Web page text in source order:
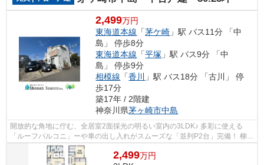
2,499万円
東海道本線 「茅ケ崎 」駅 バス11分 「中
島」 停歩8分
東海道本線 「平塚 」駅 バス9分 「中
島」 停歩9分
相模線 「香川
」駅 バス18分 「古川」 停
歩17分
築17年 / 2階建
神奈川県茅ヶ崎市中島
開放的な角地に佇む、全居室2面採光の明るい室内の3LDK♪ 多彩に使える
「ルーフバルコニ」ーや車の出し入れがスムーズな「並列P2台」完備！ 柳島
小学校まで徒歩8分、中島中学校まで徒歩...
2,499万円